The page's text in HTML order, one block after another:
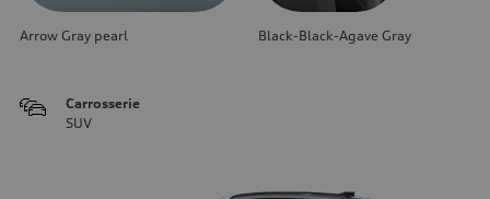
Arrow Gray pearl Black-Black-Agave Gray
Carrosserie
SUV